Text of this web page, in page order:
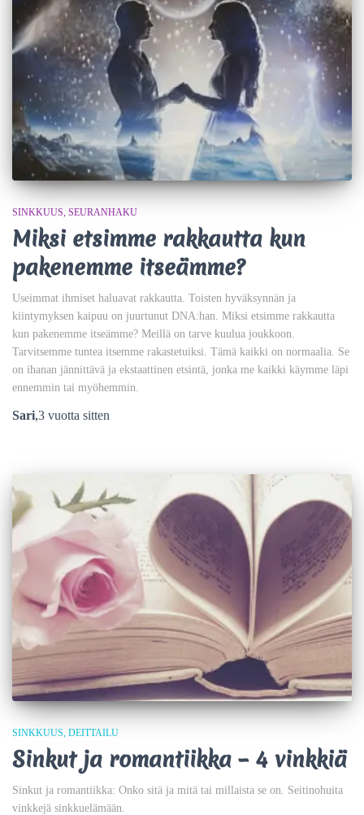
SINKKUUS SEURANHAKU
Miksi etsimme rakkautta kun
pakenemme itseämme?
Useimmat ihmiset haluavat rakkautta. Toisten hyväksynnän ja
kiintymyksen kaipuu on juurtunut DNA:han. Miksi etsimme rakkautta
kun pakenemme itseämme? Meillä on tarve kuulua joukkoon.
Tarvitsemme tuntea itsemme rakastetuiksi. Tämä kaikki on normaalia. Se
on ihanan jännittävä ja ekstaattinen etsintä, jonka me kaikki käymme läpi
ennemmin tai myöhemmin.
Sari,3 vuotta sitten
SINKKUUS DEITTAILU
Sinkut ja romantiikka – 4 vinkkiä
Sinkut ja romantiikka: Onko sitä ja mitä tai millaista se on. Seitinohuita
vinkkejä sinkkuelämään.